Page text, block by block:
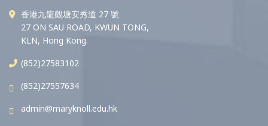
香港九龍觀塘安秀道 27 號
27 ON SAU ROAD, KWUN TONG,
KLN, Hong Kong.
(852)27583102
(852)27557634
admin@maryknoll.edu.hk